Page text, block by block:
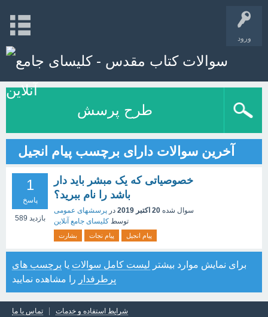
ورود
طرح پرسش
آخرین سوالات دارای برچسب پیام انجیل
1
پاسخ
589 بازدید
خصوصیاتی که یک مبشر باید دار
باشد را نام ببرید؟
سوال شده 20 اکتبر 2019 در پرسشهای عمومی
توسط کلیسای جامع آنلاین
بشارت پیام نجات پیام انجیل
برای نمایش موارد بیشتر لیست کامل سوالات یا برچسب های
پرطرفدار را مشاهده نمایید
تماس با ما
شرایط استفاده و خدمات